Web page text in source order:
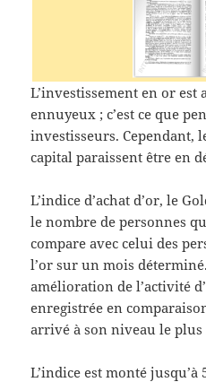
L’investissement en or est
ennuyeux ; c’est ce que
investisseurs. Cependant,
capital paraissent être en
L’indice d’achat d’or, le
le nombre de personnes
compare avec celui des
l’or sur un mois
amélioration de l’activité
enregistrée en
arrivé à son niveau le plus
L’indice est monté